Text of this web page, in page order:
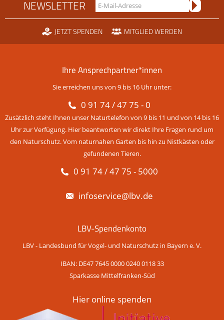
NEWSLETTER
JETZT SPENDEN MITGLIED WERDEN
Ihre Ansprechpartner*innen
Sie erreichen uns von 9 bis 16 Uhr unter:
0 91 74 / 47 75 - 0
Zusätzlich steht Ihnen unser Naturtelefon von 9 bis 11 und von 14 bis 16
Uhr zur Verfügung. Hier beantworten wir direkt Ihre Fragen rund um
den Naturschutz. Vom naturnahen Garten bis hin zu Nistkästen oder
gefundenen Tieren.
0 91 74 / 47 75 - 5000
infoservice@lbv.de
LBV-Spendenkonto
LBV - Landesbund für Vogel- und Naturschutz in Bayern e. V.
IBAN: DE47 7645 0000 0240 0118 33
Sparkasse Mittelfranken-Süd
Hier online spenden